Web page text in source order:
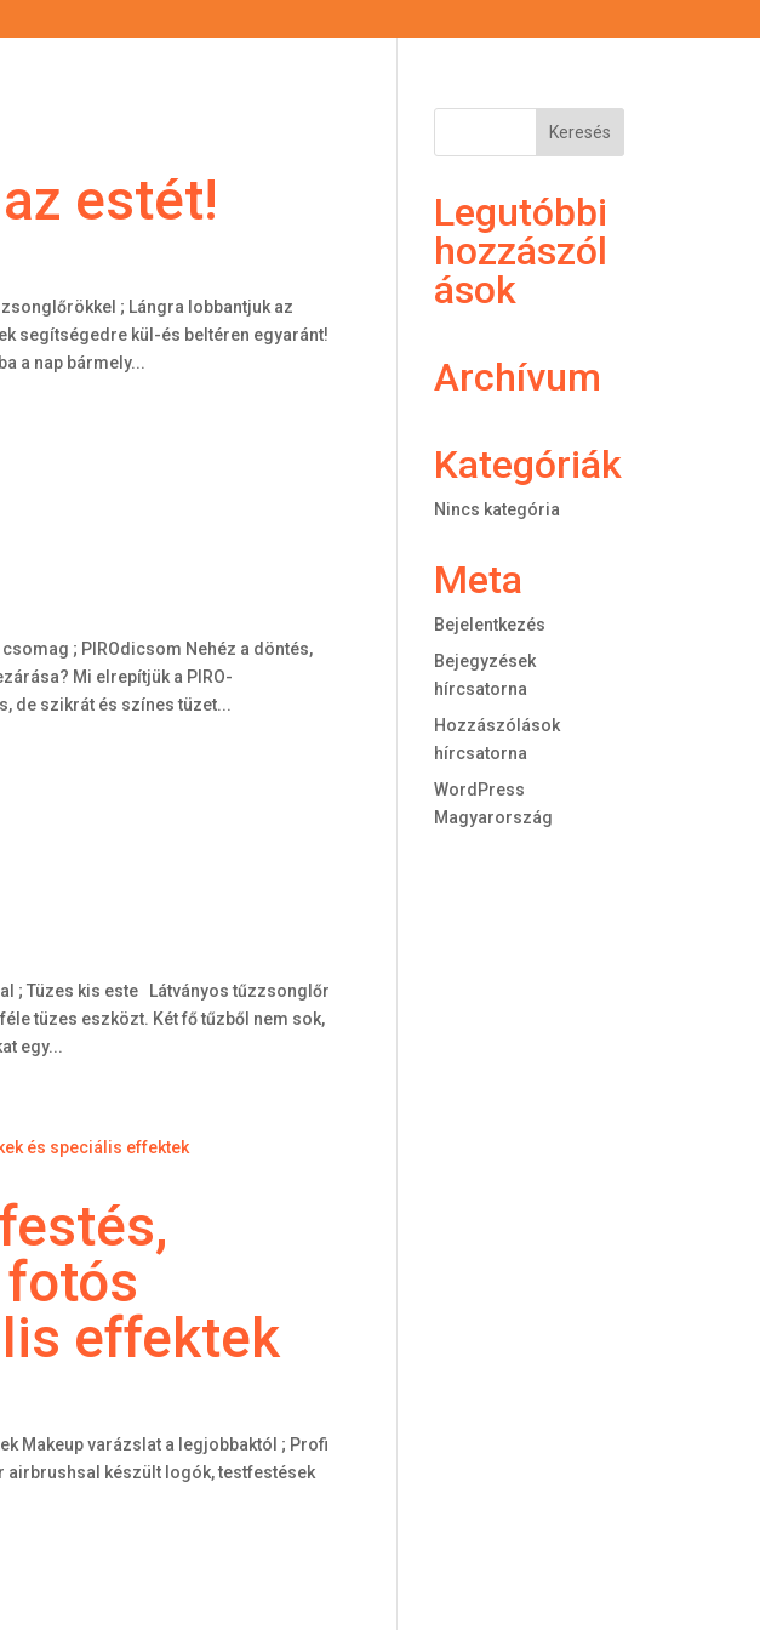
estét!
; Lángra lobbantjuk az
segítségedre kül-és beltéren egyaránt!
a nap bármely...
; PIROdicsom Nehéz a döntés,
Mi elrepítjük a PIRO-
de szikrát és színes tüzet...
; Tüzes kis este Látványos tűzzsonglőr
tüzes eszközt. Két fő tűzből nem sok,
egy...
effektek
Makeup varázslat a legjobbaktól ; Profi
airbrushsal készült logók, testfestések
Legutóbbi
hozzászól
ások
Archívum
Kategóriák
Nincs kategória
Meta
Bejelentkezés
Bejegyzések
hírcsatorna
Hozzászólások
hírcsatorna
WordPress
Magyarország